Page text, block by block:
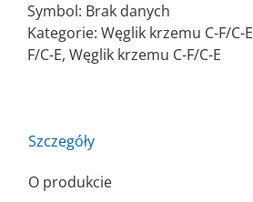
na
rzep
C-
Symbol: Brak danych
Kategorie: Węglik krzemu C-F/C-E
F/C-E, Węglik krzemu C-F/C-E
Szczegóły
O produkcie